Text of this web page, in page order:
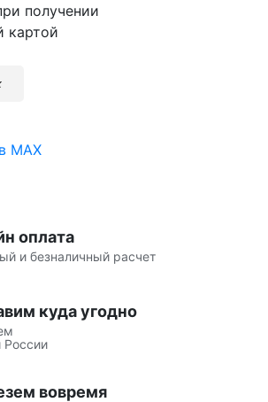
получении
картой
MAX
оплата
и безналичный расчет
куда угодно
России
вовремя